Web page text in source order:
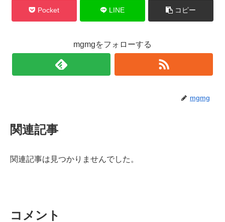
Pocket LINE コピー
mgmgをフォローする
mgmg
関連記事
関連記事は見つかりませんでした。
コメント